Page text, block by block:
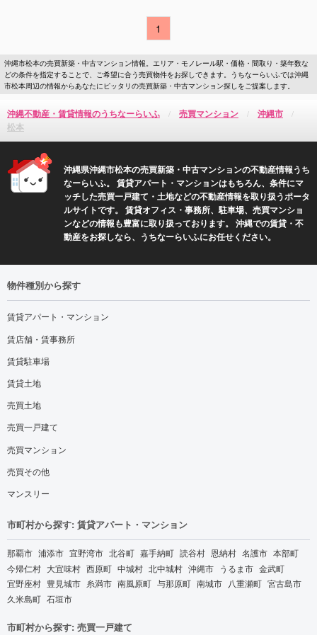
1
沖縄市松本の売買新築・中古マンション情報。エリア・モノレール駅・価格・間取り・築年数な
どの条件を指定することで、ご希望に合う売買物件をお探しできます。うちなーらいふでは沖縄
市松本周辺の情報からあなたにピッタリの売買新築・中古マンション探しをご提案します。
沖縄不動産・賃貸情報のうちなーらいふ 売買マンション
沖縄市
松本
沖縄県沖縄市松本の売買新築・中古マンションの不動産情報うち
なーらいふ。 賃貸アパート・マンションはもちろん、条件にマ
ッチした売買一戸建て・土地などの不動産情報を取り扱うポータ
ルサイトです。 賃貸オフィス・事務所、駐車場、売買マンショ
ンなどの情報も豊富に取り扱っております。 沖縄での賃貸・不
動産をお探しなら、うちなーらいふにお任せください。
物件種別から探す
賃貸アパート・マンション
賃店舗・賃事務所
賃貸駐車場
賃貸土地
売買土地
売買一戸建て
売買マンション
売買その他
マンスリー
市町村から探す: 賃貸アパート・マンション
那覇市 浦添市 宜野湾市 北谷町 嘉手納町 読谷村 恩納村 名護市 本部町
今帰仁村 大宜味村 西原町 中城村 北中城村 沖縄市 うるま市 金武町
宜野座村 豊見城市 糸満市 南風原町 与那原町 南城市 八重瀬町 宮古島市
久米島町 石垣市
市町村から探す: 売買一戸建て